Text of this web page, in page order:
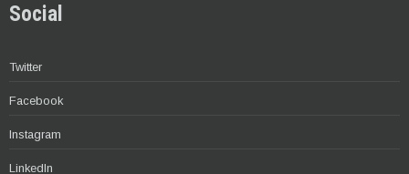
Social
Twitter
Facebook
Instagram
LinkedIn